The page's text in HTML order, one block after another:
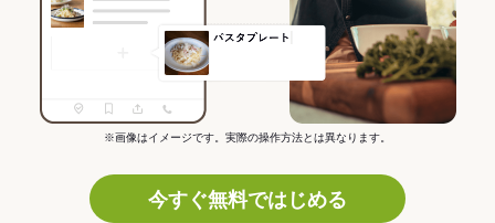
※画像はイメージです。実際の操作方法とは異なります。
今すぐ無料ではじめる